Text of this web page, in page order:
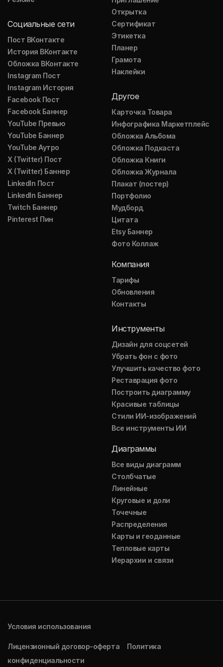
Социальные сети
Пост ВКонтакте
История ВКонтакте
Обложка ВКонтакте
Instagram Пост
Instagram История
Facebook Пост
Facebook Баннер
YouTube Превью
YouTube Баннер
YouTube Аутро
X (Twitter) Пост
X (Twitter) Баннер
LinkedIn Пост
LinkedIn Баннер
Twitch Баннер
Pinterest Пин
Открытка
Сертификат
Этикетка
Планер
Грамота
Наклейки
Другое
Карточка Товара
Инфографика Маркетплейс
Обложка Альбома
Обложка Подкаста
Обложка Книги
Обложка Журнала
Плакат (постер)
Портфолио
Мудборд
Цитата
Etsy Баннер
Фото Коллаж
Компания
Тарифы
Обновления
Контакты
Инструменты
Дизайн для соцсетей
Убрать фон с фото
Улучшить качество фото
Реставрация фото
Построить диаграмму
Красивые таблицы
Стили ИИ-изображений
Все инструменты ИИ
Диаграммы
Все виды диаграмм
Столбчатые
Линейные
Круговые и доли
Точечные
Распределения
Карты и геоданные
Тепловые карты
Иерархии и связи
Условия использования
Лицензионный договор-оферта
Политика
конфиденциальности